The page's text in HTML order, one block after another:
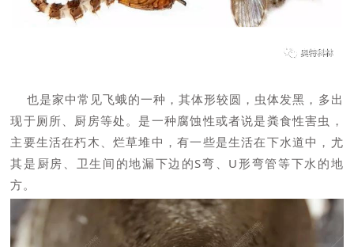
也是家中常见飞蛾的一种，其体形较圆，虫体发黑，多出
现于厕所、厨房等处。是一种腐蚀性或者说是粪食性害虫，
主要生活在朽木、烂草堆中，有一些是生活在下水道中，尤
其是厨房、卫生间的地漏下边的S弯、U形弯管等下水的地
方。